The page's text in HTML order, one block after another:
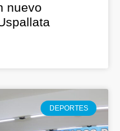
nuevo
DEPORTES